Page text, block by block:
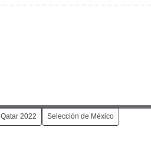
Qatar 2022 Selección de México